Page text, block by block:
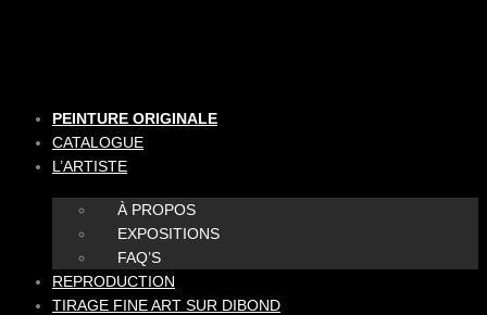
PEINTURE ORIGINALE
CATALOGUE
L’ARTISTE
À PROPOS
EXPOSITIONS
FAQ’S
REPRODUCTION
TIRAGE FINE ART SUR DIBOND